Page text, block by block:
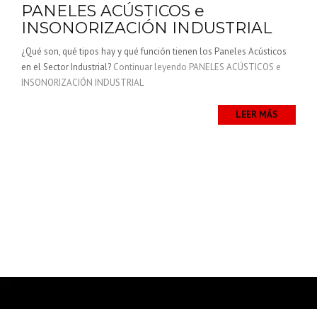
PANELES ACÚSTICOS e
INSONORIZACIÓN INDUSTRIAL
¿Qué son, qué tipos hay y qué función tienen los Paneles Acústicos
en el Sector Industrial? Continuar leyendo PANELES ACÚSTICOS e
INSONORIZACIÓN INDUSTRIAL
LEER MÁS